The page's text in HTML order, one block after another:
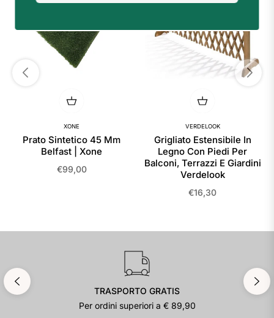
XONE
Prato Sintetico 45 Mm
Belfast | Xone
Prezzo
€99,00
VERDELOOK
Grigliato Estensibile In
Legno Con Piedi Per
Balconi, Terrazzi E Giardini
Verdelook
Prezzo
€16,30
TRASPORTO GRATIS
Per ordini superiori a € 89,90